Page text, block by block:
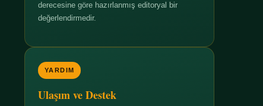
derecesine göre hazırlanmış editoryal bir
değerlendirmedir.
YARDIM
Ulaşım ve Destek